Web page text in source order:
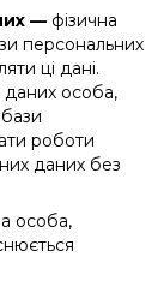
— фізична
персональних
ці дані.
особа,
роботи
даних без
особа,